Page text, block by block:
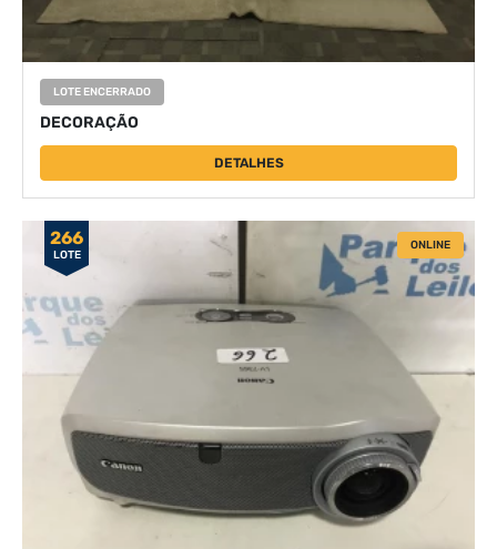
LOTE ENCERRADO
DECORAÇÃO
DETALHES
266
LOTE
ONLINE